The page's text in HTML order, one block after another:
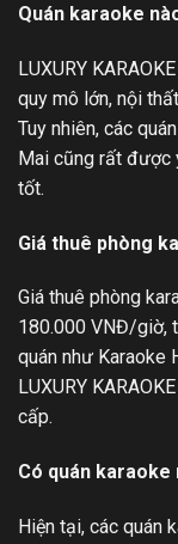
Quán karaoke
LUXURY
quy mô lớn, nội
Tuy nhiên, các
Mai cũng rất được
tốt.
Giá thuê phòng
Giá thuê phòng
180.000 VNĐ/giờ,
quán như Karaoke
LUXURY
cấp.
Có quán karaoke
Hiện tại, các quán